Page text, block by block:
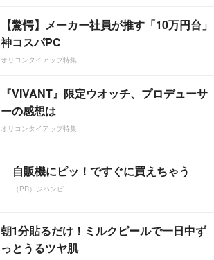
【驚愕】メーカー社員が推す「10万円台」
神コスパPC
オリコンタイアップ特集
『VIVANT』限定ウオッチ、プロデューサ
ーの感想は
オリコンタイアップ特集
自販機にピッ！ですぐに買えちゃう
（PR）ジハンピ
朝1分貼るだけ！ミルクピールで一日中ず
っとうるツヤ肌